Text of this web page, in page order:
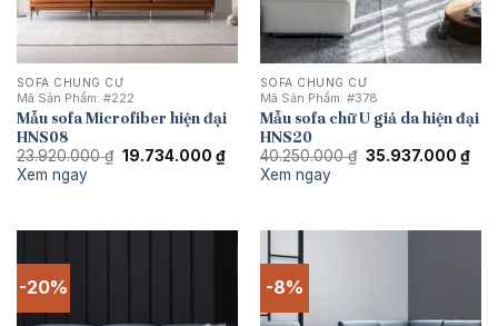
SOFA CHUNG CƯ
Mã Sản Phẩm: #222
Mẫu sofa Microfiber hiện đại
HNS08
23.920.000₫ Giá
19.734.000 ₫Giá
hiện
Xem ngay
SOFA CHUNG CƯ
Mã Sản Phẩm: #378
Mẫu sofa chữ U giả da hiện đại
HNS20
40.250.000₫ Giá
35.937.000 ₫Giá
hiện
Xem ngay
-20% -8%